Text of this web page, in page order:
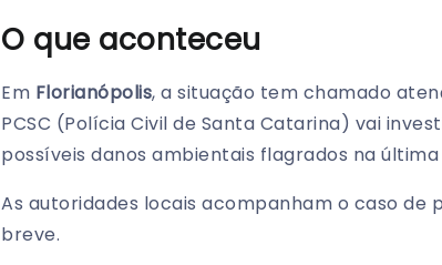
O que aconteceu
Em Florianópolis, a situação tem chamado
PCSC (Polícia Civil de Santa Catarina) vai
possíveis danos ambientais flagrados na
As autoridades locais acompanham o caso de
breve.